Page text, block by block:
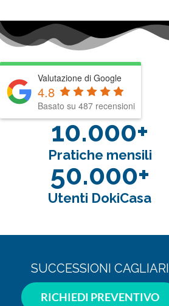
Valutazione di Google
4.8
Basato su 487 recensioni
10.000+
Pratiche mensili
50.000+
Utenti DokiCasa
SUCCESSIONI CAGLIARI
RICHIEDI PREVENTIVO